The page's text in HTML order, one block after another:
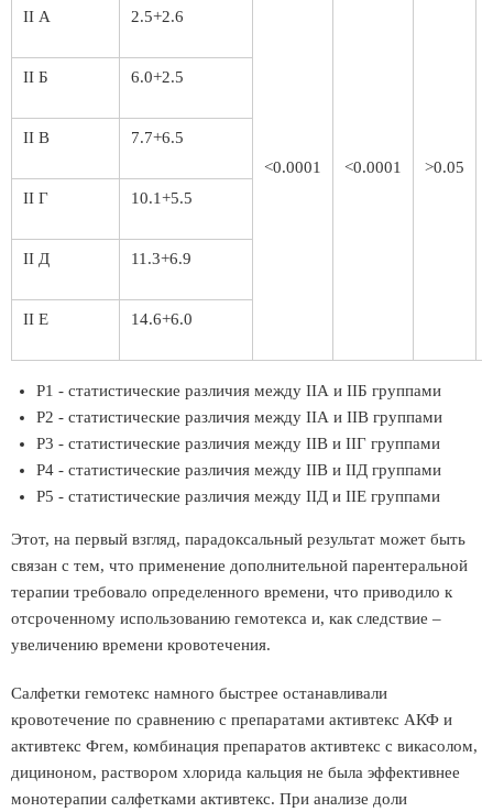
II А 2.5+2.6
<0.0001 <0.0001 >0.05
II Б 6.0+2.5
II В 7.7+6.5
II Г 10.1+5.5
II Д 11.3+6.9
II Е 14.6+6.0
Р1 - статистические различия между IIА и IIБ группами
Р2 - статистические различия между IIА и IIВ группами
Р3 - статистические различия между IIВ и IIГ группами
Р4 - статистические различия между IIВ и IIД группами
Р5 - статистические различия между IIД и IIЕ группами
Этот, на первый взгляд, парадоксальный результат может быть
связан с тем, что применение дополнительной парентеральной
терапии требовало определенного времени, что приводило к
отсроченному использованию гемотекса и, как следствие –
увеличению времени кровотечения.
Салфетки гемотекс намного быстрее останавливали
кровотечение по сравнению с препаратами активтекс АКФ и
активтекс Фгем, комбинация препаратов активтекс с викасолом,
дициноном, раствором хлорида кальция не была эффективнее
монотерапии салфетками активтекс. При анализе доли